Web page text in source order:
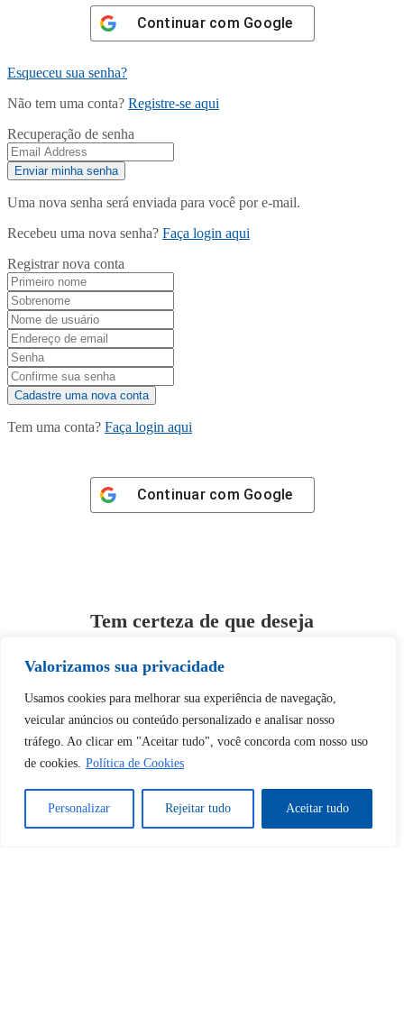
Valorizamos sua privacidade
Usamos cookies para melhorar sua experiência de navegação,
veicular anúncios ou conteúdo personalizado e analisar nosso
tráfego. Ao clicar em "Aceitar tudo", você concorda com nosso uso
de cookies. Política de Cookies
Personalizar Rejeitar tudo Aceitar tudo
Continuar com Google
Esqueceu sua senha?
Não tem uma conta? Registre-se aqui
Recuperação de senha
Uma nova senha será enviada para você por e-mail.
Recebeu uma nova senha? Faça login aqui
Registrar nova conta
Tem uma conta? Faça login aqui
Continuar com Google
Tem certeza de que deseja
Desbloquear esquerda : 0
Sim Não